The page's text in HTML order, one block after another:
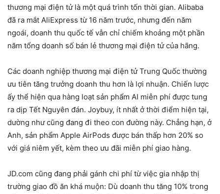
thương mại điện tử là một quá trình tốn thời gian. Alibaba
đã ra mắt AliExpress từ 16 năm trước, nhưng đến năm
ngoái, doanh thu quốc tế vẫn chỉ chiếm khoảng một phần
năm tổng doanh số bán lẻ thương mại điện tử của hãng.
Các doanh nghiệp thương mại điện tử Trung Quốc thường
ưu tiên tăng trưởng doanh thu hơn là lợi nhuận. Chiến lược
ấy thể hiện qua hàng loạt sản phẩm AI miễn phí được tung
ra dịp Tết Nguyên đán. Joybuy, ít nhất ở thời điểm hiện tại,
dường như cũng đang đi theo con đường này. Chẳng hạn, ở
Anh, sản phẩm Apple AirPods được bán thấp hơn 20% so
với giá niêm yết, kèm theo ưu đãi miễn phí giao hàng.
JD.com cũng đang phải gánh chi phí từ việc gia nhập thị
trường giao đồ ăn khá muộn: Dù doanh thu tăng 10% trong